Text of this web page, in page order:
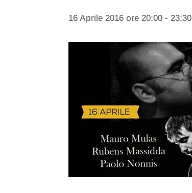
16 Aprile 2016 ore 20:00 -23:30